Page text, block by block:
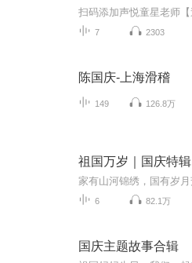
7 2303
陈国庆-上海滑稽
149 126.8万
祖国万岁｜国庆特辑
6 82.1万
国庆主题故事合辑